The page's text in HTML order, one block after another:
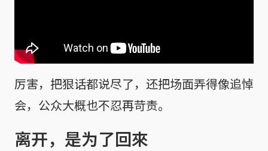
厉害，把狠话都说尽了，还把场面弄得像追悼
会，公众大概也不忍再苛责。
离开，是为了回來